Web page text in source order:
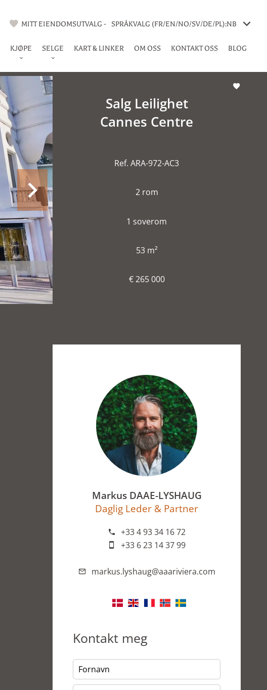
MITT EIENDOMSUTVALG - SPRÅKVALG (FR/EN/NO/SV/DE/PL):NB
KJØPE SELGE KART & LINKER OM OSS KONTAKT OSS BLOG
Salg Leilighet
Cannes Centre
Ref. ARA-972-AC3
2 rom
1 soverom
53 m²
€ 265 000
Markus DAAE-LYSHAUG
Daglig Leder & Partner
+33 4 93 34 16 72
+33 6 23 14 37 99
markus.lyshaug@aaariviera.com
Kontakt meg